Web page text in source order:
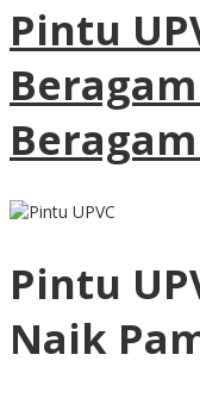
Pintu
Pintu
Naik